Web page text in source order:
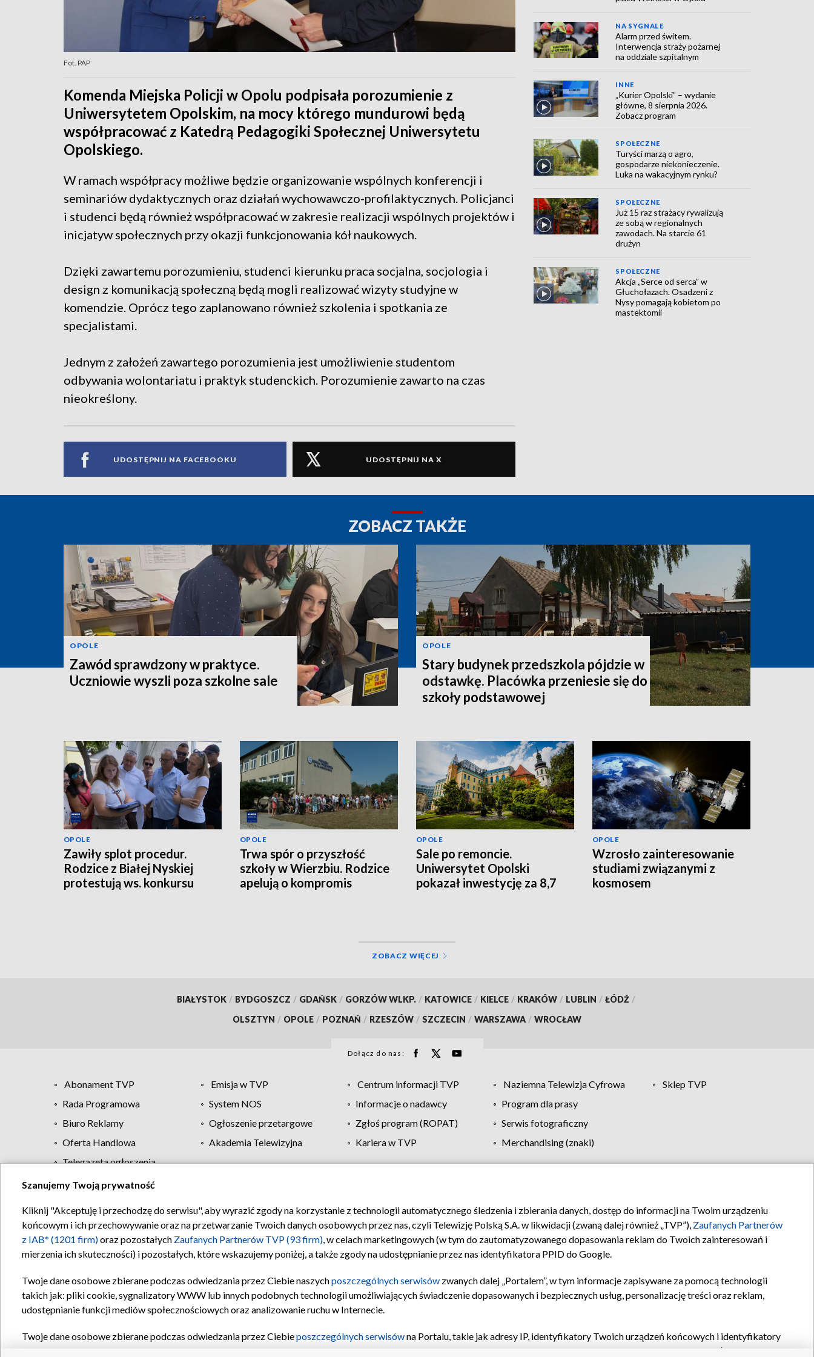
Fot. PAP
Komenda Miejska Policji w Opolu podpisała porozumienie z
Uniwersytetem Opolskim, na mocy którego mundurowi będą
współpracować z Katedrą Pedagogiki Społecznej Uniwersytetu
Opolskiego.
W ramach współpracy możliwe będzie organizowanie wspólnych konferencji i
seminariów dydaktycznych oraz działań wychowawczo-profilaktycznych. Policjanci
i studenci będą również współpracować w zakresie realizacji wspólnych projektów i
inicjatyw społecznych przy okazji funkcjonowania kół naukowych.
Dzięki zawartemu porozumieniu, studenci kierunku praca socjalna, socjologia i
design z komunikacją społeczną będą mogli realizować wizyty studyjne w
komendzie. Oprócz tego zaplanowano również szkolenia i spotkania ze
specjalistami.
Jednym z założeń zawartego porozumienia jest umożliwienie studentom
odbywania wolontariatu i praktyk studenckich. Porozumienie zawarto na czas
nieokreślony.
UDOSTĘPNIJ NA FACEBOOKU UDOSTĘPNIJ NA X
NA SYGNALE
Alarm przed świtem.
Interwencja straży pożarnej
na oddziale szpitalnym
INNE
„Kurier Opolski” – wydanie
główne, 8 sierpnia 2026.
Zobacz program
SPOŁECZNE
Turyści marzą o agro,
gospodarze niekonieczenie.
Luka na wakacyjnym rynku?
SPOŁECZNE
Już 15 raz strażacy rywalizują
ze sobą w regionalnych
zawodach. Na starcie 61
drużyn
SPOŁECZNE
Akcja „Serce od serca” w
Głuchołazach. Osadzeni z
Nysy pomagają kobietom po
mastektomii
ZOBACZ TAKŻE
OPOLE
Zawód sprawdzony w praktyce.
Uczniowie wyszli poza szkolne sale
OPOLE
Stary budynek przedszkola pójdzie w
odstawkę. Placówka przeniesie się do
szkoły podstawowej
OPOLE
Zawiły splot procedur.
Rodzice z Białej Nyskiej
protestują ws. konkursu
OPOLE
Trwa spór o przyszłość
szkoły w Wierzbiu. Rodzice
apelują o kompromis
OPOLE
Sale po remoncie.
Uniwersytet Opolski
pokazał inwestycję za 8,7
OPOLE
Wzrosło zainteresowanie
studiami związanymi z
kosmosem
ZOBACZ WIĘCEJ
BIAŁYSTOK / BYDGOSZCZ / GDAŃSK / GORZÓW WLKP. / KATOWICE / KIELCE / KRAKÓW / LUBLIN / ŁÓDŹ /
OLSZTYN / OPOLE / POZNAŃ / RZESZÓW / SZCZECIN / WARSZAWA / WROCŁAW
Dołącz do nas:
Abonament TVP Emisja w TVP Centrum informacji TVP Naziemna Telewizja Cyfrowa
Sklep TVP
Rada Programowa
System NOS Informacje o nadawcy
Program dla prasy
Biuro Reklamy
Ogłoszenie przetargowe Zgłoś program (ROPAT)
Serwis fotograficzny
Oferta Handlowa
Akademia Telewizyjna Kariera w TVP
Merchandising (znaki)
Telegazeta ogłoszenia
Regulamin TVP Polityka prywatności Moje zgody Pomoc Biuro reklamy Kontakt
Szanujemy Twoją prywatność
Kliknij "Akceptuję i przechodzę do serwisu", aby wyrazić zgody na korzystanie z technologii automatycznego śledzenia i zbierania danych, dostęp do informacji na Twoim urządzeniu
końcowym i ich przechowywanie oraz na przetwarzanie Twoich danych osobowych przez nas, czyli Telewizję Polską S.A. w likwidacji (zwaną dalej również „TVP”), Zaufanych Partnerów
z IAB* (1201 firm)oraz pozostałych Zaufanych Partnerów TVP (93 firm), w celach marketingowych (w tym do zautomatyzowanego dopasowania reklam do Twoich zainteresowań i
mierzenia ich skuteczności) i pozostałych, które wskazujemy poniżej, a także zgody na udostępnianie przez nas identyfikatora PPID do Google.
Twoje dane osobowe zbierane podczas odwiedzania przez Ciebie naszychposzczególnych serwisów zwanych dalej „Portalem”, w tym informacje zapisywane za pomocą technologii
takich jak: pliki cookie, sygnalizatory WWW lub innych podobnych technologii umożliwiających świadczenie dopasowanych i bezpiecznych usług, personalizację treści oraz reklam,
udostępnianie funkcji mediów społecznościowych oraz analizowanie ruchu w Internecie.
Twoje dane osobowe zbierane podczas odwiedzania przez Ciebieposzczególnych serwisówna Portalu, takie jak adresy IP, identyfikatory Twoich urządzeń końcowych i identyfikatory
oraz pozostałych